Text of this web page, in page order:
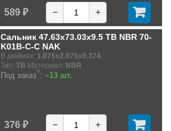
589 ₽ − +
Сальник 47.63x73.03x9.5 TB NBR 70-
K01B-C-C NAK
В дюймах: 1.875x2.875x0.374
Тип: TB Материал: NBR
Под заказ?: ~13 шт.
376 ₽ − +